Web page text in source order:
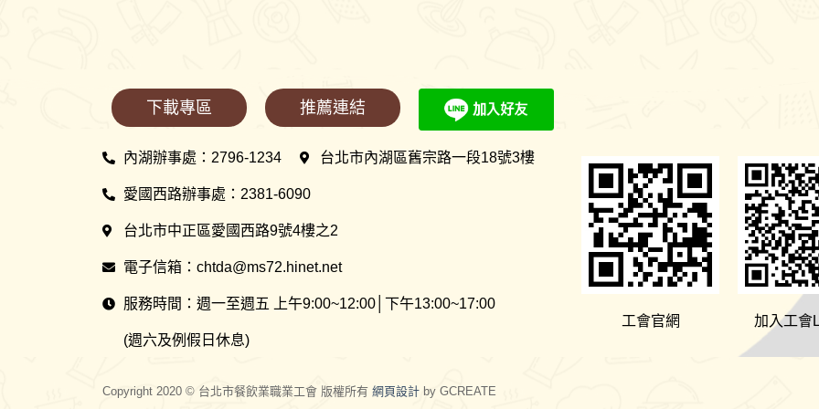
下載專區 推薦連結
內湖辦事處：2796-1234 台北市內湖區舊宗路一段18號3樓
愛國西路辦事處：2381-6090
台北市中正區愛國西路9號4樓之2
電子信箱：chtda@ms72.hinet.net
服務時間：週一至週五 上午9:00~12:00│下午13:00~17:00
(週六及例假日休息)
Copyright 2020 © 台北市餐飲業職業工會 版權所有 網頁設計 by GCREATE
工會官網 加入工會